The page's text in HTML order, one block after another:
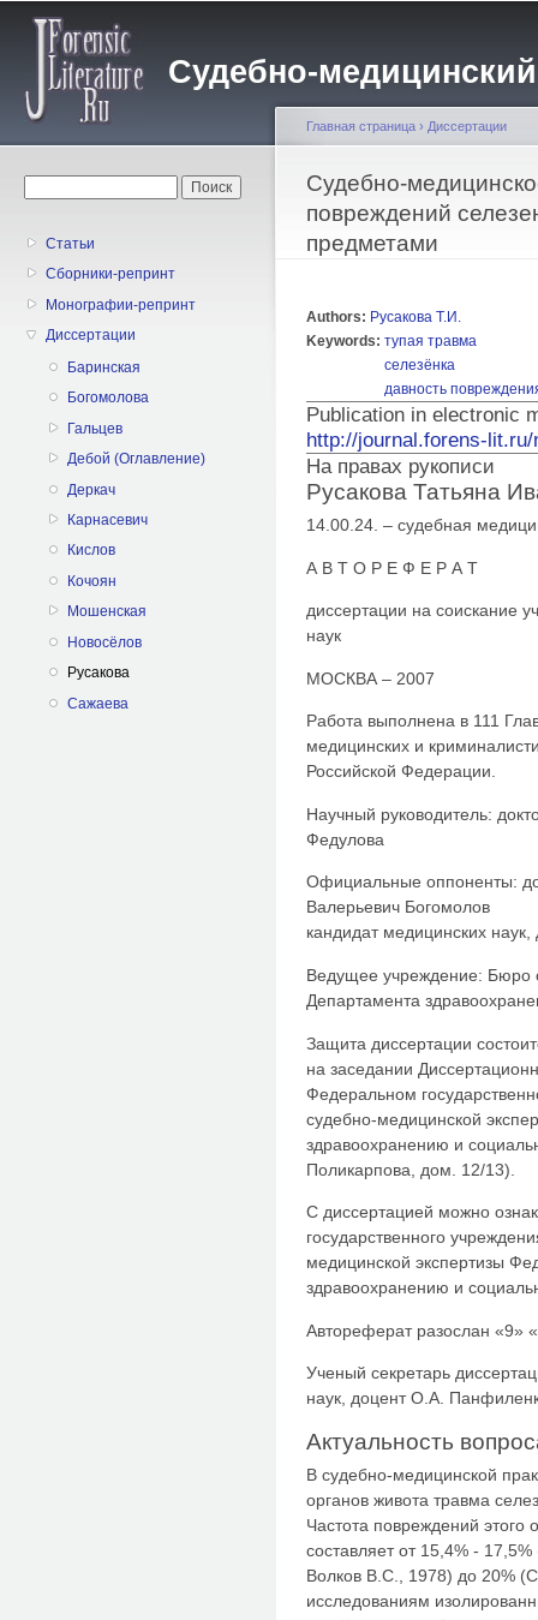
Судебно-
Статьи
Сборники-репринт
Монографии-репринт
Диссертации
Баринская
Богомолова
Гальцев
Дебой (Оглавление)
Деркач
Карнасевич
Кислов
Кочоян
Мошенская
Новосёлов
Русакова
Сажаева
Вы здесь
Главная страница › Диссертации
Cудебно-
повреждений
предметами
Authors: Русакова Т.И.
Keywords: тупая травма
селезёнка
давность
Publication in electronic
http://journal.forens-lit.ru/
На правах рукописи
Русакова Татьяна
14.00.24. – судебная
А В Т О Р Е Ф Е Р А Т
диссертации на соискание
наук
МОСКВА – 2007
Работа выполнена в 111
медицинских и
Российской Федерации.
Научный руководитель:
Федулова
Официальные оппоненты:
Валерьевич Богомолов
кандидат медицинских
Ведущее учреждение: Бюро
Департамента
Защита диссертации
на заседании
Федеральном
судебно-медицинской
здравоохранению и
Поликарпова, дом. 12/13).
С диссертацией можно
государственного
медицинской экспертизы
здравоохранению и
Автореферат разослан «9»
Ученый секретарь
наук, доцент О.А.
Актуальность
В судебно-медицинской
органов живота травма
Частота повреждений
составляет от 15,4% -
Волков В.С., 1978) до 20%
исследованиям